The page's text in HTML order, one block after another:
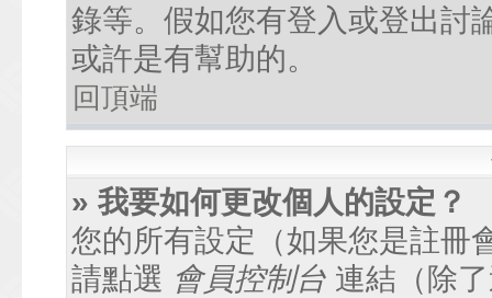
錄等。假如您有登入或登出討
或許是有幫助的。
回頂端
» 我要如何更改個人的設定？
您的所有設定（如果您是註冊
請點選 會員控制台 連結（除